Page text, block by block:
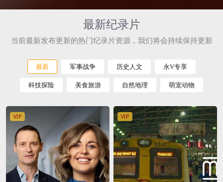
最新纪录片
当前最新发布更新的热门纪录片资源，我们将会持续保持更新
最新 军事战争 历史人文 永V专享
科技探险 美食旅游 自然地理 萌宠动物
VIP VIP